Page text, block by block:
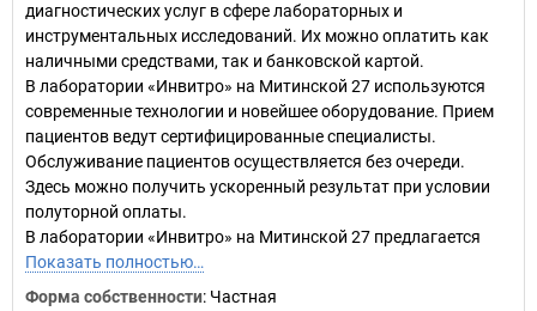
диагностических услуг в сфере лабораторных и
инструментальных исследований. Их можно оплатить как
наличными средствами, так и банковской картой.
В лаборатории «Инвитро» на Митинской 27 используются
современные технологии и новейшее оборудование. Прием
пациентов ведут сертифицированные специалисты.
Обслуживание пациентов осуществляется без очереди.
Здесь можно получить ускоренный результат при условии
полуторной оплаты.
В лаборатории «Инвитро» на Митинской 27 предлагается
Показать полностью…
Форма собственности: Частная